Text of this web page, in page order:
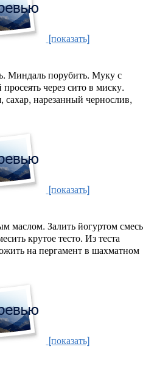
[показать]
Миндаль порубить. Муку с
через сито в миску.
сахар, нарезанный чернослив,
[показать]
маслом. Залить йогуртом смесь
крутое тесто. Из теста
на пергамент в шахматном
[показать]